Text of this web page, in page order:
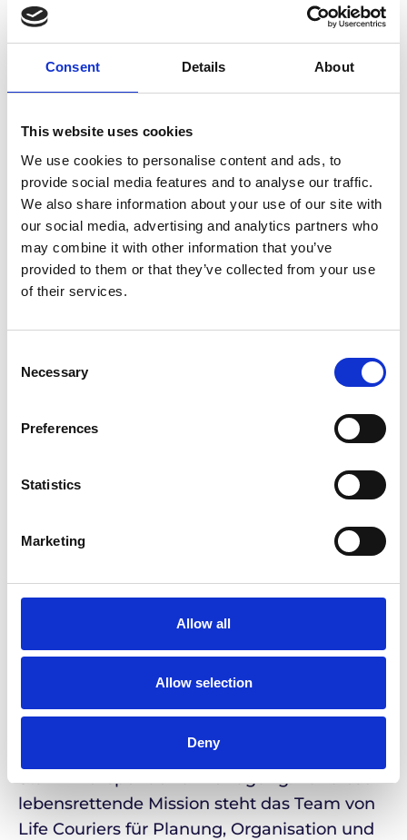
Consent Details About
This website uses cookies
We use cookies to personalise content and ads, to
provide social media features and to analyse our traffic.
We also share information about your use of our site with
our social media, advertising and analytics partners who
may combine it with other information that you’ve
provided to them or that they’ve collected from your use
of their services.
Selection
Necessary
Preferences
Statistics
Marketing
Allow all
Allow selection
Deny
Sichere Lieferung von
Stammzellen. Mit einer
Erfolgsquote von 100%.
Die Stammzellentherapie hat große
Fortschritte gemacht und das Potenzial, die
Medizin zu revolutionieren.
Stammzellspenden können das Leben von
Menschen mit Blutbildungsstörungen oder
Doch sobald die Stammzellen entnommen
werden, kommt es auf Schnelligkeit und
Zuverlässigkeit an – die Stammzellspende
Kuriere für den weltweiten Transport von
Transporte von Stammzellspenden für
Leukämiepatient:innen.
Mit über 50.000 erfolgreich organisierten
Transplantationslieferungen weltweit stehen
Fachwissen allen Beteiligten der
Stammzellspende zur Verfügung. Für diese
lebensrettende Mission steht das Team von
Life Couriers für Planung, Organisation und